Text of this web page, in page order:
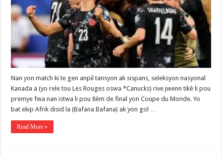
Nan yon match ki te gen anpil tansyon ak sispans, seleksyon nasyonal
Kanada a (yo rele tou Les Rouges oswa *Canucks) rive jwenn tikè li pou
premye fwa nan istwa li pou 8èm de final yon Coupe du Monde. Yo
bat ekip Afrik disid la (Bafana Bafana) ak yon gol …
Read More »